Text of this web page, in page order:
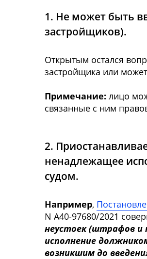
1. Не может быть
застройщиков).
Открытым остался
застройщика или
Примечание: лицо
связанные с ним
2.
ненадлежащее
судом.
Например,
N А40-97680/2021
неустоек (штрафов и
исполнение
возникшим до